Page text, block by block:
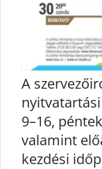
A
9–16,
valamint
kezdési